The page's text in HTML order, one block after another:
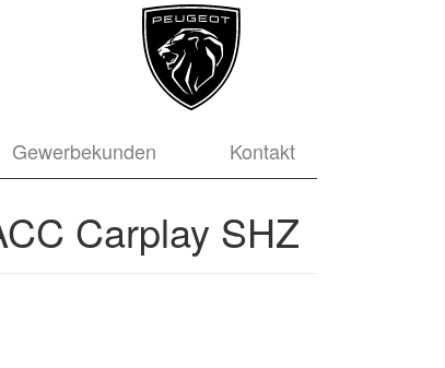
Gewerbekunden Kontakt
Carplay SHZ